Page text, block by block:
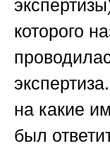
которого
на какие
был